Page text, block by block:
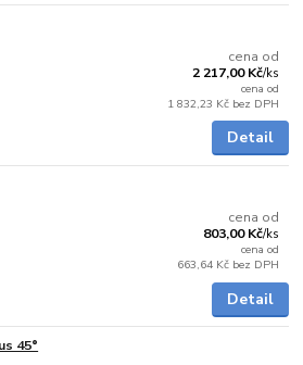
cena od
2 217,00 Kč/ks
cena od
1 832,23 Kč bez DPH
Detail
cena od
803,00 Kč/ks
cena od
663,64 Kč bez DPH
Detail
45°